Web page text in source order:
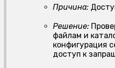
Причина:
Решение:
файлам и
конфигурация
доступ к